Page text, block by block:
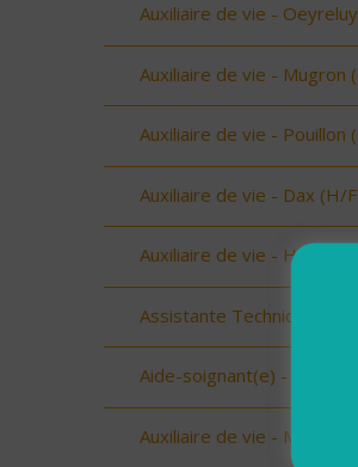
Auxiliaire de vie -
Auxiliaire de vie - Mugron
Auxiliaire de vie - Pouillon
Auxiliaire de vie - Dax (H/
Auxiliaire de vie -
Assistante Technique -
Aide-soignant(e) - Aime
Auxiliaire de vie - Mimizan